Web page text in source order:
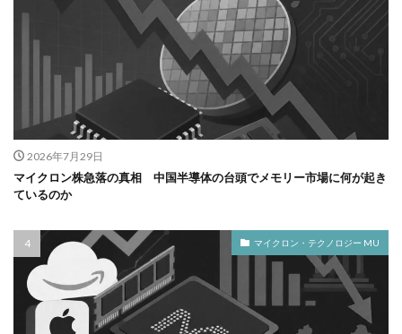
2026年7月29日
マイクロン株急落の真相 中国半導体の台頭でメモリー市場に何が起き
ているのか
マイクロン・テクノロジー MU